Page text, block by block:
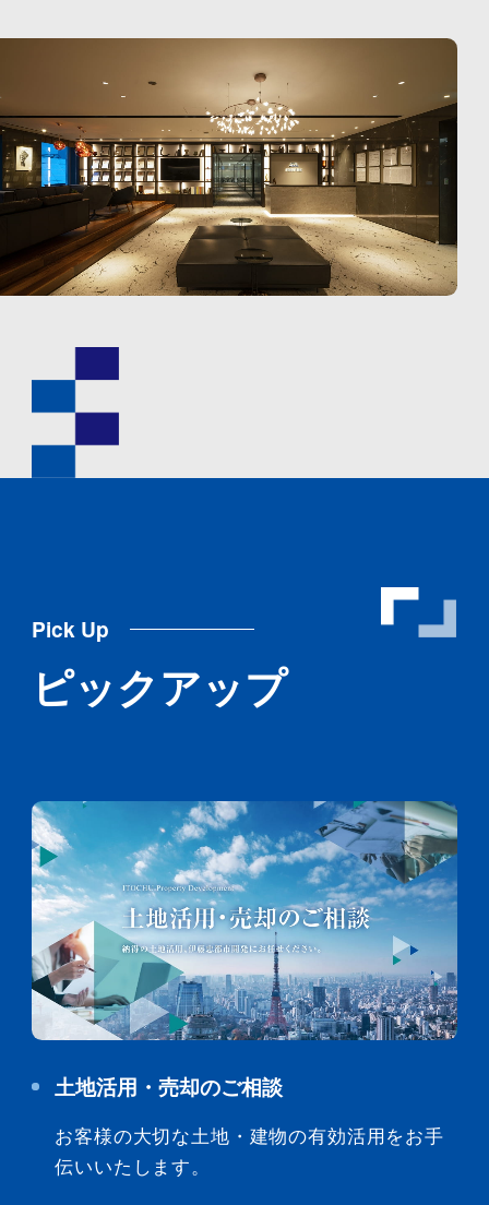
Pick Up
ピックアップ
土地活用・売却のご相談
お客様の大切な土地・建物の有効活用をお手
伝いいたします。